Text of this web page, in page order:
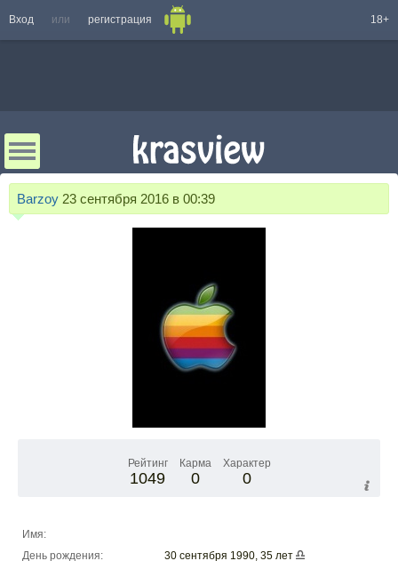
Вход или регистрация 18+
Barzoy 23 сентября 2016 в 00:39
Рейтинг
1049
Карма
0
Характер
0
Имя:
День рождения:
30 сентября 1990, 35 лет